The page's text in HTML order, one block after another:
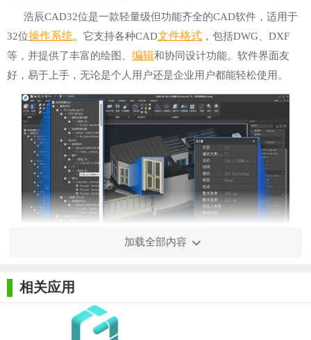
浩辰CAD32位是一款轻量级但功能齐全的CAD软件，适用于
32位操作系统。它支持各种CAD文件格式 ，包括DWG、DXF
等，并提供了丰富的绘图、 编辑和协同设计功能。软件界面友
好，易于上手，无论是个人用户还是企业用户都能轻松使用。
1. 图纸绘制与编辑：浩辰CAD32位提供了丰富的绘图工具，
如直线、多段线、圆、椭圆、矩形等，用户可以轻松绘制各种图
形。同时，软件还支持对图纸进行编辑，如删除、移动、旋转、
加载全部内容
相关应用